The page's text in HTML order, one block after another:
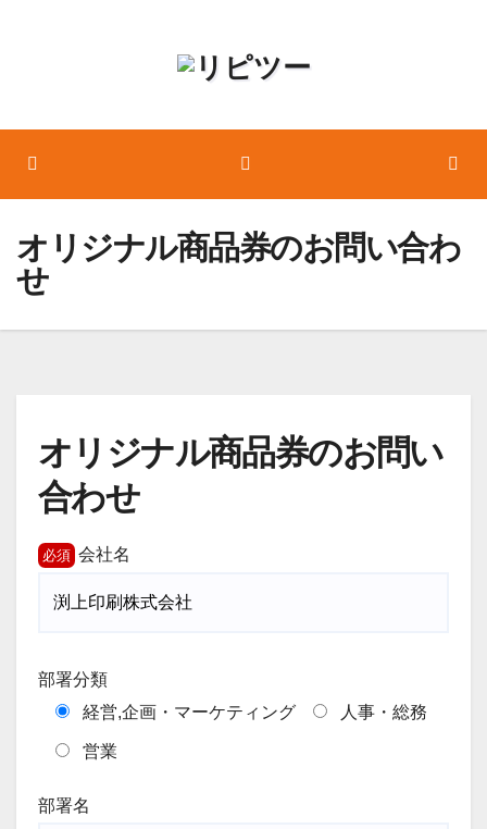
オリジナル商品券のお問い合わ
せ
オリジナル商品券のお問い
合わせ
会社名
部署分類
経営,企画・マーケティング
人事・総務
営業
部署名